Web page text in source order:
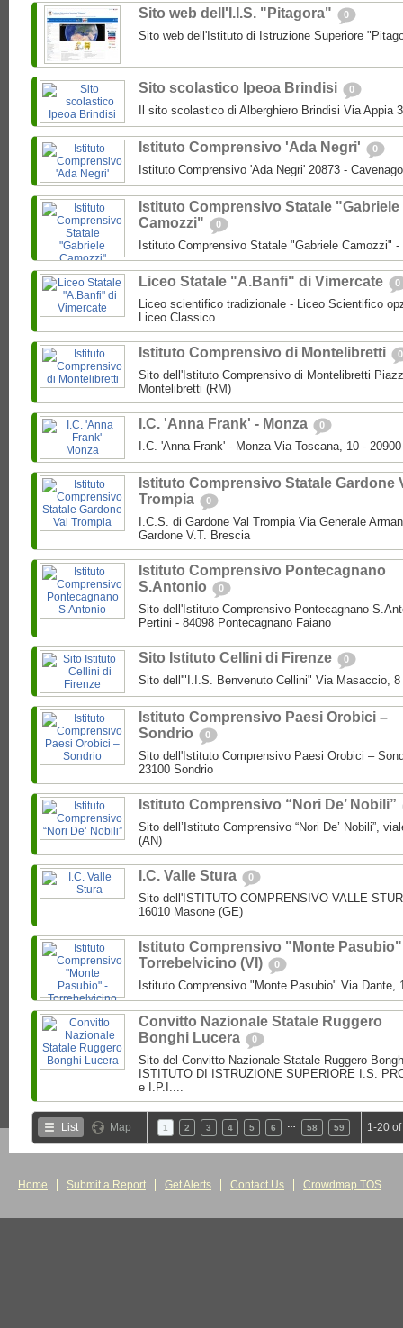
Sito web dell'I.I.S. "Pitagora" 0
Sito web dell'Istituto di Istruzione Superiore
Sito scolastico Ipeoa Brindisi 0
Il sito scolastico di Alberghiero Brindisi Via Appia
Istituto Comprensivo 'Ada Negri' 0
Istituto Comprensivo 'Ada Negri' 20873 -
Istituto Comprensivo Statale "Gabriele
Camozzi"
0
Istituto Comprensivo Statale "Gabriele Camozzi"
Liceo Statale "A.Banfi" di Vimercate 0
Liceo scientifico tradizionale - Liceo Scientifico
Liceo Classico
Istituto Comprensivo di Montelibretti 0
Sito dell'Istituto Comprensivo di Montelibretti
Montelibretti (RM)
I.C. 'Anna Frank' - Monza 0
I.C. 'Anna Frank' - Monza Via Toscana, 10 -
Istituto Comprensivo Statale Gardone
Trompia
0
I.C.S. di Gardone Val Trompia Via Generale
Gardone V.T. Brescia
Istituto Comprensivo Pontecagnano
S.Antonio
0
Sito dell'Istituto Comprensivo Pontecagnano
Pertini - 84098 Pontecagnano Faiano
Sito Istituto Cellini di Firenze 0
Sito dell'"I.I.S. Benvenuto Cellini" Via Masaccio, 8
Istituto Comprensivo Paesi Orobici –
Sondrio
0
Sito dell'Istituto Comprensivo Paesi Orobici –
23100 Sondrio
Istituto Comprensivo “Nori De’ Nobili”
Sito dell’Istituto Comprensivo “Nori De’ Nobili”,
(AN)
I.C. Valle Stura 0
Sito dell'ISTITUTO COMPRENSIVO VALLE
16010 Masone (GE)
Istituto Comprensivo "Monte
Torrebelvicino (VI)
0
Istituto Comprensivo "Monte Pasubio" Via Dante,
Convitto Nazionale Statale Ruggero
Bonghi Lucera
0
Sito del Convitto Nazionale Statale Ruggero
ISTITUTO DI ISTRUZIONE SUPERIORE I.S.
e I.P.I....
List Map 1 2 3 4 5 6 58 59 1-20
Home Submit a Report Get Alerts Contact Us Crowdmap TOS